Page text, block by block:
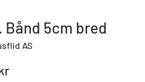
Bånd 5cm bred
AS